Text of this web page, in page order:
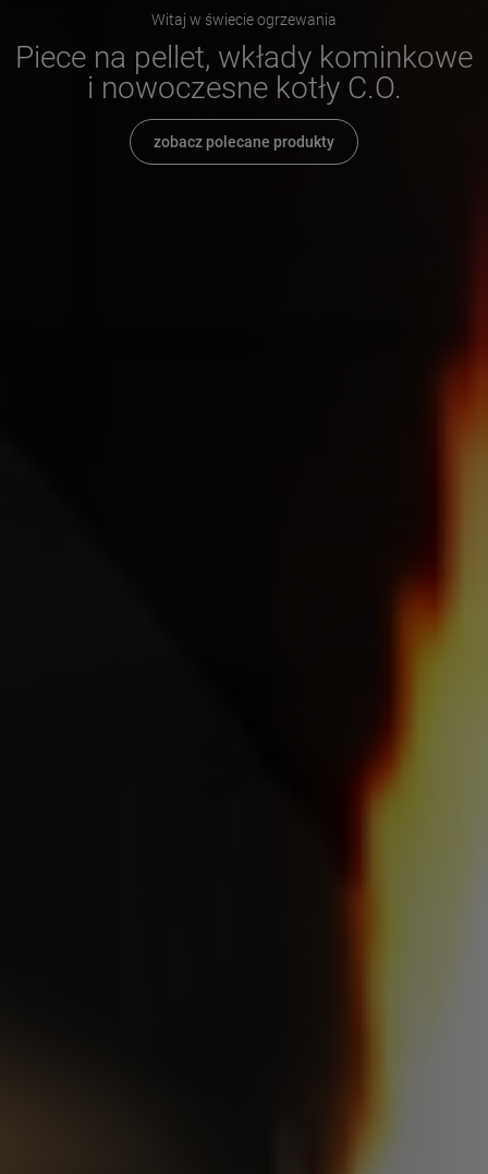
Witaj w świecie ogrzewania
Piece na pellet, wkłady kominkowe
i nowoczesne kotły C.O.
zobacz polecane produkty